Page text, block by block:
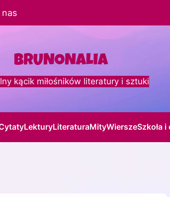
kącik miłośników literatury i sztuki
LekturyLiteraturaMityWierszeSzkoła